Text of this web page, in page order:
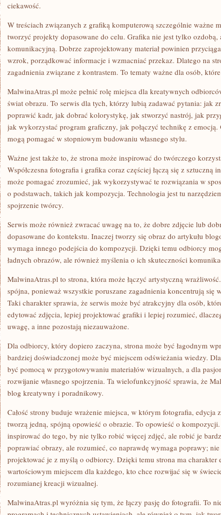
ciekawość.
W treściach związanych z grafiką komputerową szczególnie ważne
tworzyć projekty dopasowane do celu. Grafika nie jest tylko ozdobą,
komunikacyjną. Dobrze zaprojektowany materiał powinien
wzrok, porządkować informacje i wzmacniać przekaz. Dlatego na
zagadnienia związane z kontrastem. To tematy ważne dla osób,
MalwinaAtras.pl może pełnić rolę miejsca dla kreatywnych
świat obrazu. To serwis dla tych, którzy lubią zadawać pytania: jak
poprawić kadr, jak dobrać kolorystykę, jak stworzyć nastrój, jak
jak wykorzystać program graficzny, jak połączyć technikę z
mogą pomagać w stopniowym budowaniu własnego stylu.
Ważne jest także to, że strona może inspirować do twórczego
Współczesna fotografia i grafika coraz częściej łączą się z sztuczną
może pomagać zrozumieć, jak wykorzystywać te rozwiązania w
o podstawach, takich jak kompozycja. Technologia jest tu
spojrzenie twórcy.
Serwis może również zwracać uwagę na to, że dobre zdjęcie lub
dopasowane do kontekstu. Inaczej tworzy się obraz do artykułu
wymaga innego podejścia do kompozycji. Dzięki temu odbiorcy
ładnych obrazów, ale również myślenia o ich skuteczności
MalwinaAtras.pl to strona, która może łączyć artystyczną
spójna, ponieważ wszystkie poruszane zagadnienia koncentrują się
Taki charakter sprawia, że serwis może być atrakcyjny dla osób,
edytować zdjęcia, lepiej projektować grafiki i lepiej rozumieć,
uwagę, a inne pozostają niezauważone.
Dla odbiorcy, który dopiero zaczyna, strona może być łagodnym
bardziej doświadczonej może być miejscem odświeżania wiedzy.
być pomocą w przygotowywaniu materiałów wizualnych, a dla
rozwijanie własnego spojrzenia. Ta wielofunkcyjność sprawia, że
blog kreatywny i poradnikowy.
Całość strony buduje wrażenie miejsca, w którym fotografia, edycja
tworzą jedną, spójną opowieść o obrazie. To opowieść o
inspirować do tego, by nie tylko robić więcej zdjęć, ale robić je
poprawiać obrazy, ale rozumieć, co naprawdę wymaga poprawy;
projektować je z myślą o odbiorcy. Dzięki temu strona ma charakter
wartościowym miejscem dla każdego, kto chce rozwijać się w
rozumianej kreacji wizualnej.
MalwinaAtras.pl wyróżnia się tym, że łączy pasję do fotografii. To